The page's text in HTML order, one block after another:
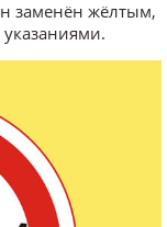
заменён жёлтым,